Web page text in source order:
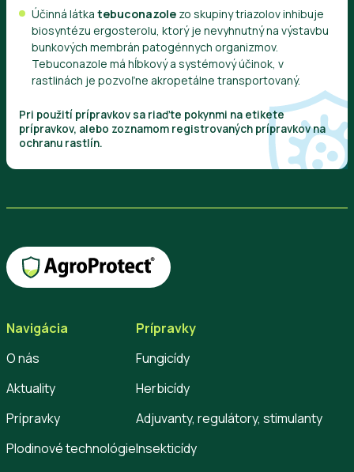
Účinná látka tebuconazole zo skupiny triazolov inhibuje
biosyntézu ergosterolu, ktorý je nevyhnutný na výstavbu
bunkových membrán patogénnych organizmov.
Tebuconazole má hĺbkový a systémový účinok, v
rastlinách je pozvoľne akropetálne transportovaný.
Pri použití prípravkov sa riaďte pokynmi na etikete
prípravkov, alebo zoznamom registrovaných prípravkov na
ochranu rastlín.
Navigácia
O nás
Aktuality
Prípravky
Plodinové technológie
Prípravky
Fungicídy
Herbicídy
Adjuvanty, regulátory, stimulanty
Insekticídy